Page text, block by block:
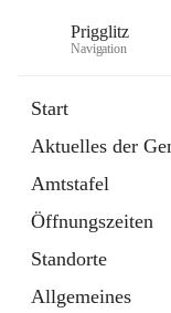
Prigglitz
Navigation
Start
Aktuelles der
Amtstafel
Öffnungszeiten
Standorte
Allgemeines
Externe Webseite
in
Tab
Gemeindezeitung
Ordner
öffnet
in
neuem
Tab